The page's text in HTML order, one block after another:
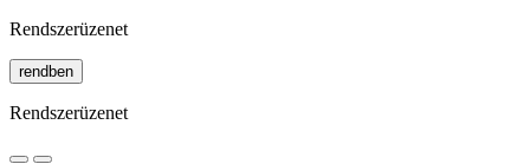
Rendszerüzenet
rendben
Rendszerüzenet